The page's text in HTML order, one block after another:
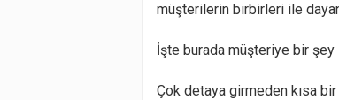
müşterilerin birbirleri ile
İşte burada müşteriye bir
Çok detaya girmeden kısa